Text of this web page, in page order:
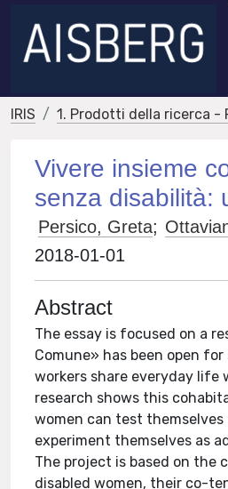
IRIS 1. Prodotti della ricerca -
Vivere insieme
senza disabilità:
Persico, Greta;
2018-01-01
Abstract
The essay is focused on a
Comune» has been open
workers share everyday
research shows this
women can test
experiment themselves as
The project is based on the
disabled women, their co-